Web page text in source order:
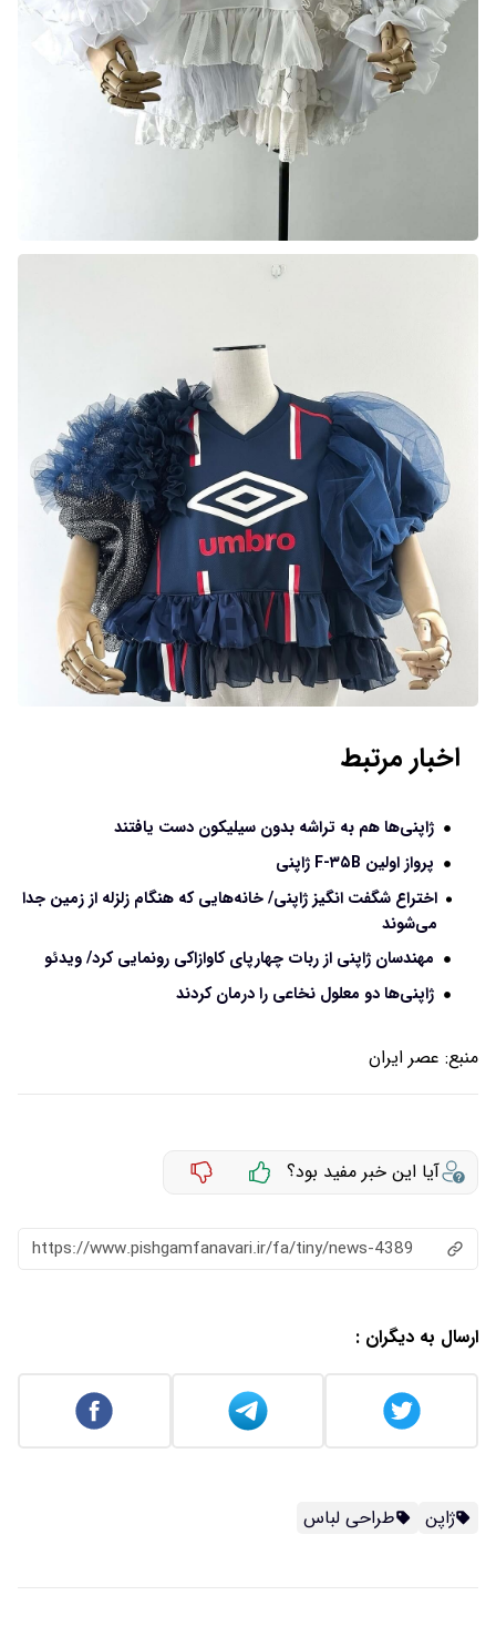
اخبار مرتبط
ژاپنی‌ها هم به تراشه بدون سیلیکون دست یافتند
پرواز اولین F-۳۵B ژاپنی
اختراع شگفت‌ انگیز ژاپنی/ خانه‌هایی که هنگام زلزله از زمین جدا
می‌شوند
مهندسان ژاپنی از ربات چهارپای کاوازاکی رونمایی کرد/ ویدئو
ژاپنی‌ها دو معلول نخاعی را درمان کردند
منبع: عصر ایران
آیا این خبر مفید بود؟
https://www.pishgamfanavari.ir/fa/tiny/news-4389
ارسال به دیگران :
ژاپن طراحی لباس